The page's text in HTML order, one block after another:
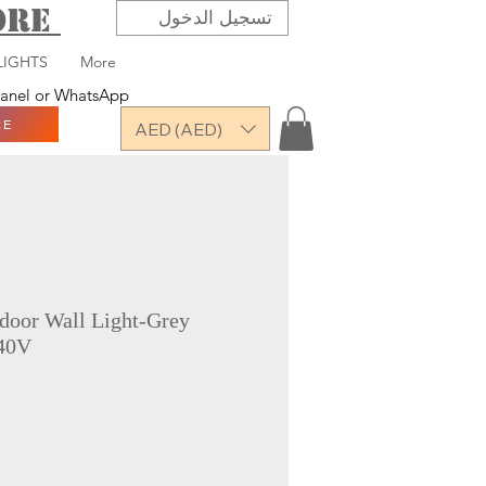
More
تسجيل الدخول
or WhatsApp
AED (AED)
Wall Light-Grey